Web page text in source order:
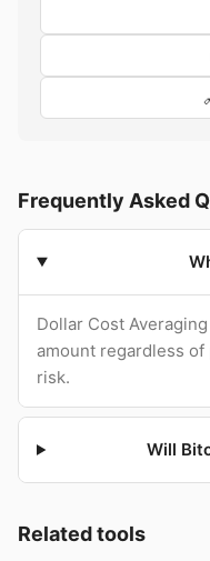
Frequently Asked
Dollar Cost
amount regardless
risk.
Will
Related tools